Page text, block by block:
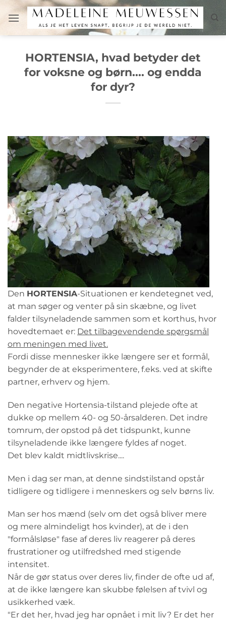
Fortsæt
indhold
HORTENSIA, hvad betyder det
for voksne og børn.... og endda
for dyr?
Den HORTENSIA-Situationen er kendetegnet ved,
at man søger og venter på sin skæbne, og livet
falder tilsyneladende sammen som et korthus, hvor
hovedtemaet er: Det tilbagevendende spørgsmål
om meningen med livet.
Fordi disse mennesker ikke længere ser et formål,
begynder de at eksperimentere, f.eks. ved at skifte
partner, erhverv og hjem.
Den negative Hortensia-tilstand plejede ofte at
dukke op mellem 40- og 50-årsalderen. Det indre
tomrum, der opstod på det tidspunkt, kunne
tilsyneladende ikke længere fyldes af noget.
Det blev kaldt midtlivskrise....
Men i dag ser man, at denne sindstilstand opstår
tidligere og tidligere i menneskers og selv børns liv.
Man ser hos mænd (selv om det også bliver mere
og mere almindeligt hos kvinder), at de i den
"formålsløse" fase af deres liv reagerer på deres
frustrationer og utilfredshed med stigende
intensitet.
Når de gør status over deres liv, finder de ofte ud af,
at de ikke længere kan skubbe følelsen af tvivl og
usikkerhed væk.
"Er det her, hvad jeg har opnået i mit liv? Er det her